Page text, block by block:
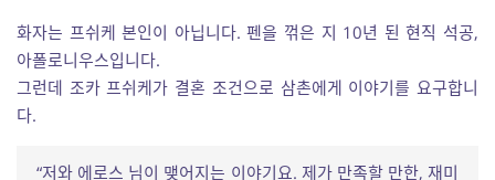
화자는 프쉬케 본인이 아닙니다. 펜을 꺾은 지 10년 된 현직 석공,
아폴로니우스입니다.
그런데 조카 프쉬케가 결혼 조건으로 삼촌에게 이야기를 요구합니
다.
“저와 에로스 님이 맺어지는 이야기요. 제가 만족할 만한, 재미